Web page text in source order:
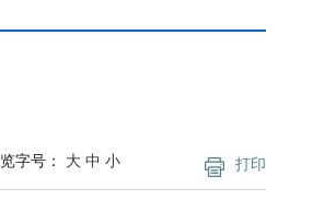
打印
字号： 大 中 小